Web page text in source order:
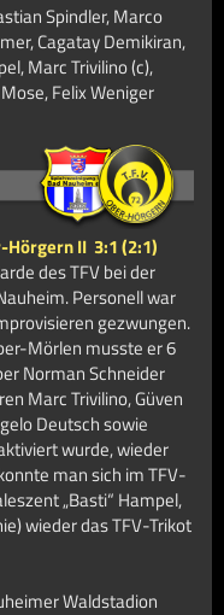
Spindler, Marco
Cagatay Demikiran,
Marc Trivilino (c),
Felix Weniger
Hörgern II 3:1 (2:1)
des TFV bei der
Personell war
gezwungen.
Mörlen musste er 6
Norman Schneider
Marc Trivilino, Güven
Deutsch sowie
wurde, wieder
man sich im TFV-
„Basti“ Hampel,
wieder das TFV-Trikot
Waldstadion